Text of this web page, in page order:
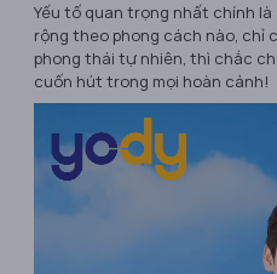
Yếu tố quan trọng nhất chính
rộng theo phong cách nào, chỉ
phong thái tự nhiên, thì chắc
cuốn hút trong mọi hoàn cảnh!